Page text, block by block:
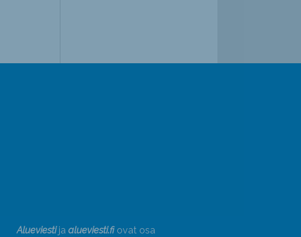
Alueviestija alueviesti.fiovat osa